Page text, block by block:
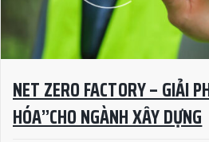
NET ZERO FACTORY – GIẢI
HÓA”CHO NGÀNH XÂY DỰNG